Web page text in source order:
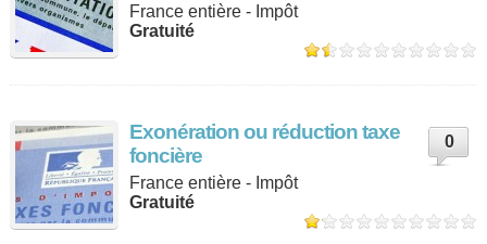
France entière - Impôt
Gratuité
Exonération ou réduction taxe
foncière
0
France entière - Impôt
Gratuité